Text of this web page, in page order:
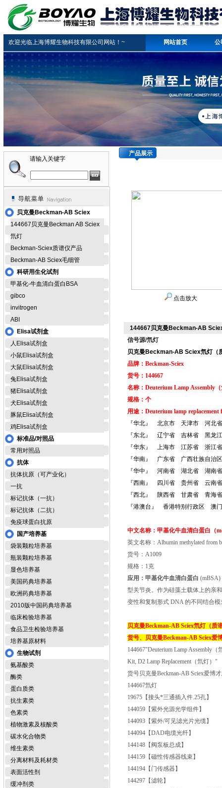
欢迎光临上海博耀生物科技有限公司网站！~ 网站首页 公
请输入关键字
贝克曼Beckman-AB Sciex
144667贝克曼Beckman AB Sciex
氘灯
Beckman-Sciex质谱仪产品
Beckman-AB Sciex毛细管
科研用生化试剂
甲基化-牛血清白蛋白BSA
gibco
invitrogen
ABI
Elisa试剂盒
人Elisa试剂盒
小鼠Elisa试剂盒
大鼠Elisa试剂盒
兔Elisa试剂盒
猪Elisa试剂盒
犬Elisa试剂盒
豚鼠Elisa试剂盒
鸡Elisa试剂盒
标准品/对照品
常用对照品
抗体
抗体抗原（可产业化）
一抗
标记抗体（一抗）
标记抗体（二抗）
免疫球蛋白抗原
国产培养基
袋装颗粒培养基
瓶装颗粒培养基
显色培养基
美国药典培养基
欧洲药典培养基
2010版中国药典培养基
临床检验培养基
食品卫生检验培养基
培养基原材料
生物试剂
氨基酸类
酶类
蛋白质类
抗生素类
色素类
植物激素及核酸类
碳水化合物类
维生素类
分离材料及耗材类
表面活性剂
缓冲剂类
产品展示
点击放大
144667贝克曼Beckman-AB
信号源/氘灯
贝克曼Beckman-AB Sciex氘灯（
品牌：Beckman-Sciex
货号：144667
名称：Deuterium Lamp Assembly
规格：个
用途：Deuterium lamp replacement
『华北』 北京市 天津市 河北
『东北』 辽宁省 吉林省 黑龙
『华东』 上海市 江苏省 浙
『华南』 广东省 广西壮族自治
『华中』 河南省 湖北省 湖南省
『西南』 四川省 贵州省 云南
『西北』 陕西省 甘肃省 青海
『港澳台』 香港特别行政区 澳
中文名称： 甲基化牛血清白蛋白 （
英文名称：Albumin methylated from
货号：A1009
规格：1克
应用： 甲基化牛血清白蛋白
型关节炎。作为硅藻土载体上的亲
变性和复制形式 DNA 的不同结合
贝克曼Beckman-AB Sciex氘灯（质
货号、
贝克曼Beckman-AB Sciex爱
144667"Deuterium Lamp Assembly（
Kit, D2 Lamp Replacement（氘灯）"
货号贝克曼Beckman-AB Sciex爱博
144667氘灯
19675 【接头*三通插入件.25孔】
144059 【紫外光源光学组件】
144093 【紫外/可见滤光片光缆】
144094 【DAD电缆光纤】
144148 【阀泵板总成】
144159 【磁性传感器线束】
144194 【门传感器】
144297 【滤轮】